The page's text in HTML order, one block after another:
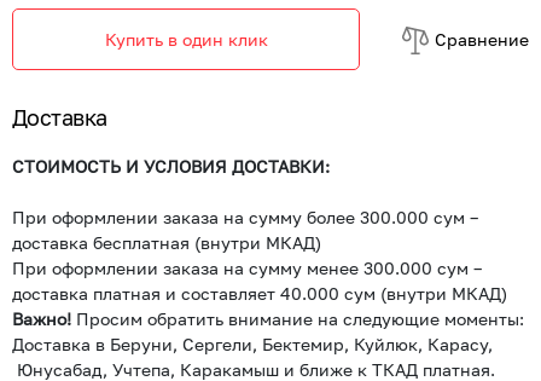
Купить в один клик Cравнение
Доставка
СТОИМОСТЬ И УСЛОВИЯ ДОСТАВКИ:
При оформлении заказа на сумму более 300.000 сум –
доставка бесплатная (внутри МКАД)
При оформлении заказа на сумму менее 300.000 сум –
доставка платная и составляет 40.000 сум (внутри МКАД)
Важно! Просим обратить внимание на следующие моменты:
Доставка в Беруни, Сергели, Бектемир, Куйлюк, Карасу,
Юнусабад, Учтепа, Каракамыш и ближе к ТКАД платная.